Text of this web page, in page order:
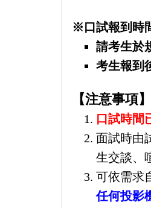
※口試報到時
請考生於
考生報到
【注意事項】
口試時間
面試時由
生交談、
可依需求
任何投影